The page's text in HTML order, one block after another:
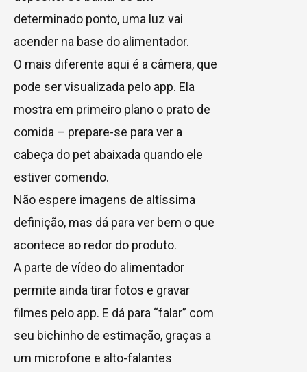
determinado ponto, uma luz vai
acender na base do alimentador.
O mais diferente aqui é a câmera, que
pode ser visualizada pelo app. Ela
mostra em primeiro plano o prato de
comida – prepare-se para ver a
cabeça do pet abaixada quando ele
estiver comendo.
Não espere imagens de altíssima
definição, mas dá para ver bem o que
acontece ao redor do produto.
A parte de vídeo do alimentador
permite ainda tirar fotos e gravar
filmes pelo app. E dá para “falar” com
seu bichinho de estimação, graças a
um microfone e alto-falantes